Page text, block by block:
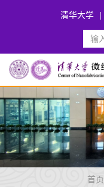
清华大学 |
首页